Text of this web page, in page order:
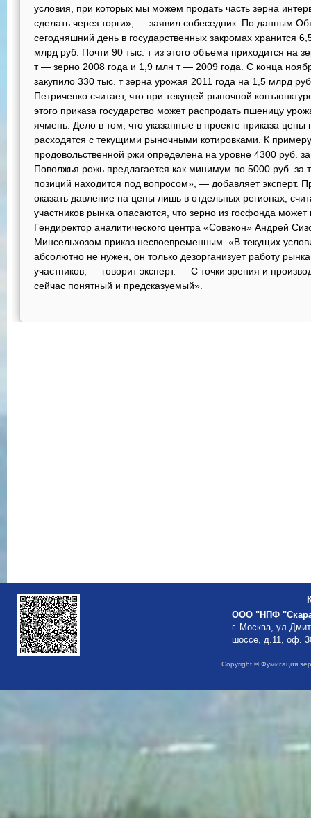
условия, при которых мы можем продать часть зерна
сделать через торги», — заявил собеседник. По данным
сегодняшний день в государственных закромах хранится
млрд руб. Почти 90 тыс. т из этого объема приходится на
т — зерно 2008 года и 1,9 млн т — 2009 года. С конца
закупило 330 тыс. т зерна урожая 2011 года на 1,5 млрд
Петриченко считает, что при текущей рыночной
этого приказа государство может распродать пшеницу
ячмень. Дело в том, что указанные в проекте приказа
расходятся с текущими рыночными котировками. К
продовольственной ржи определена на уровне 4300 руб. за
Поволжья рожь предлагается как минимум по 5000 руб. за
позиций находится под вопросом», — добавляет эксперт.
оказать давление на цены лишь в отдельных регионах,
участников рынка опасаются, что зерно из госфонда может
Гендиректор аналитического центра «Совэкон» Андрей
Минсельхозом приказ несвоевременным. «В текущих
абсолютно не нужен, он только дезорганизует работу
участников, — говорит эксперт. — С точки зрения и
сейчас понятный и предсказуемый».
ООО "НПФ
г. Москва,
шоссе, д.11, оф.
Copyright © Фумигация